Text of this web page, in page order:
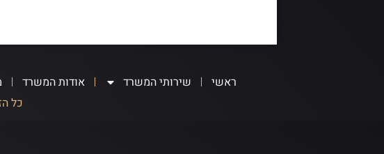
ראשי שירותי המשרד אודות המשרד
כל